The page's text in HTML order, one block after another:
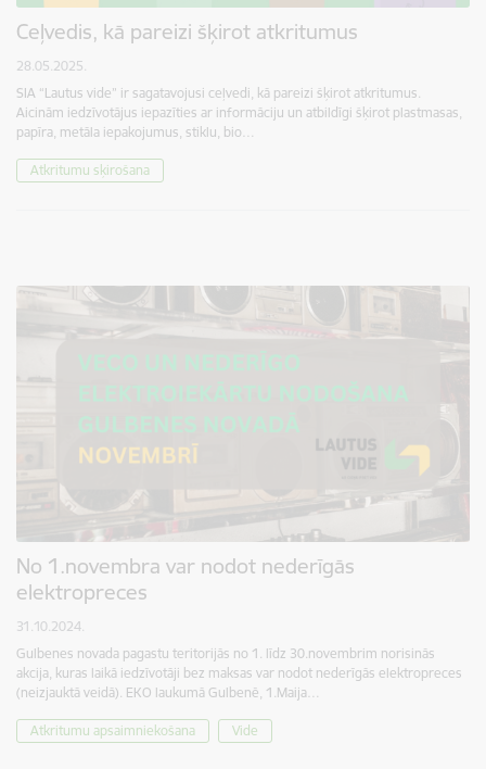
Ceļvedis, kā pareizi šķirot atkritumus
28.05.2025.
SIA “Lautus vide” ir sagatavojusi ceļvedi, kā pareizi šķirot atkritumus.
Aicinām iedzīvotājus iepazīties ar informāciju un atbildīgi šķirot plastmasas,
papīra, metāla iepakojumus, stiklu, bio…
Atkritumu sķirošana
No 1.novembra var nodot nederīgās
elektropreces
31.10.2024.
Gulbenes novada pagastu teritorijās no 1. līdz 30.novembrim norisinās
akcija, kuras laikā iedzīvotāji bez maksas var nodot nederīgās elektropreces
(neizjauktā veidā). EKO laukumā Gulbenē, 1.Maija…
Atkritumu apsaimniekošana Vide